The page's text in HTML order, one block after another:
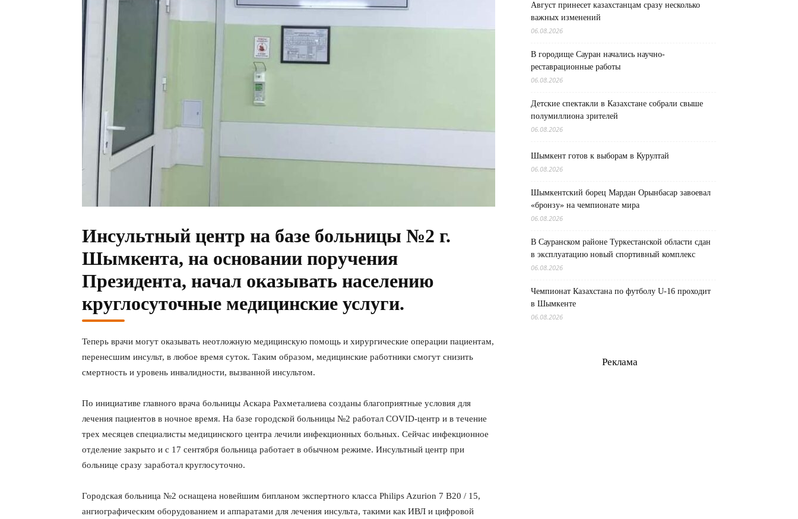
Инсультный центр на базе больницы №2 г.
Шымкента, на основании поручения
Президента, начал оказывать населению
круглосуточные медицинские услуги.
Теперь врачи могут оказывать неотложную медицинскую помощь и хирургические операции пациентам,
перенесшим инсульт, в любое время суток. Таким образом, медицинские работники смогут снизить
смертность и уровень инвалидности, вызванной инсультом.
По инициативе главного врача больницы Аскара Рахметалиева созданы благоприятные условия для
лечения пациентов в ночное время. На базе городской больницы №2 работал COVID-центр и в течение
трех месяцев специалисты медицинского центра лечили инфекционных больных. Сейчас инфекционное
отделение закрыто и с 17 сентября больница работает в обычном режиме. Инсультный центр при
больнице сразу заработал круглосуточно.
Городская больница №2 оснащена новейшим бипланом экспертного класса Philips Azurion 7 B20 / 15,
ангиографическим оборудованием и аппаратами для лечения инсульта, такими как ИВЛ и цифровой
Август принесет казахстанцам сразу несколько
важных изменений
06.08.2026
В городище Сауран начались научно-
реставрационные работы
06.08.2026
Детские спектакли в Казахстане собрали свыше
полумиллиона зрителей
06.08.2026
Шымкент готов к выборам в Курултай
06.08.2026
Шымкентский борец Мардан Орынбасар завоевал
«бронзу» на чемпионате мира
06.08.2026
В Сауранском районе Туркестанской области сдан
в эксплуатацию новый спортивный комплекс
06.08.2026
Чемпионат Казахстана по футболу U-16 проходит
в Шымкенте
06.08.2026
Реклама